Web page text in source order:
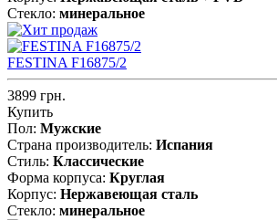
Стекло: минеральное
FESTINA F16875/2
3899 грн.
Купить
Пол: Мужские
Страна производитель: Испания
Стиль: Классические
Форма корпуса: Круглая
Корпус: Нержавеющая cталь
Стекло: минеральное